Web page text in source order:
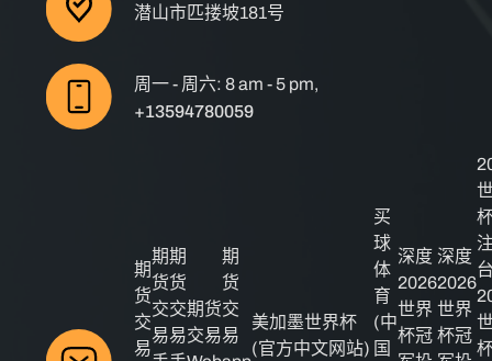
潜山市匹搂坡181号
周一 - 周六: 8 am - 5 pm,
+13594780059
期
货
交
易
期
货
交
易
期
货
交
易
期货
交易
期
货
交
易
美加墨世界杯
(官方中文网站)
买
球
体
育
(中
国
深度
2026
世界
杯冠
深度
2026
世界
杯冠